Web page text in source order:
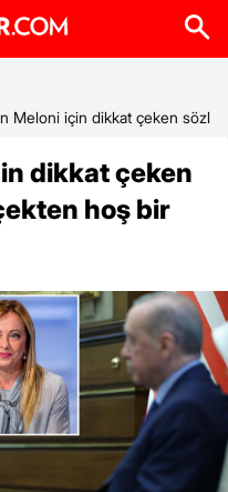
Meloni için dikkat çeken
dikkat çeken
hoş bir